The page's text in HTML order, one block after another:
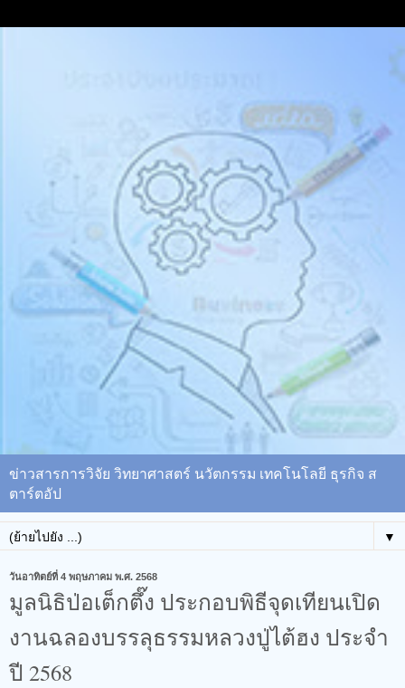
ข่าวสารการวิจัย วิทยาศาสตร์ นวัตกรรม เทคโนโลยี ธุรกิจ ส
ตาร์ตอัป
▼
วันอาทิตย์ที่ 4 พฤษภาคม พ.ศ. 2568
มูลนิธิป่อเต็กตึ๊ง ประกอบพิธีจุดเทียนเปิด
งานฉลองบรรลุธรรมหลวงปู่ไต้ฮง ประจำ
ปี 2568